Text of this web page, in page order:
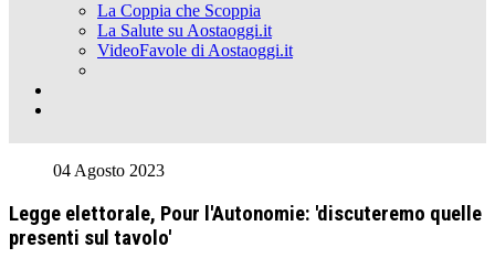
La Coppia che Scoppia
La Salute su Aostaoggi.it
VideoFavole di Aostaoggi.it
04 Agosto 2023
Legge elettorale, Pour l'Autonomie: 'discuteremo quelle
presenti sul tavolo'